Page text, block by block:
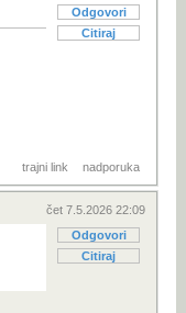
Odgovori
Citiraj
trajni link nadporuka
čet 7.5.2026 22:09
Odgovori
Citiraj